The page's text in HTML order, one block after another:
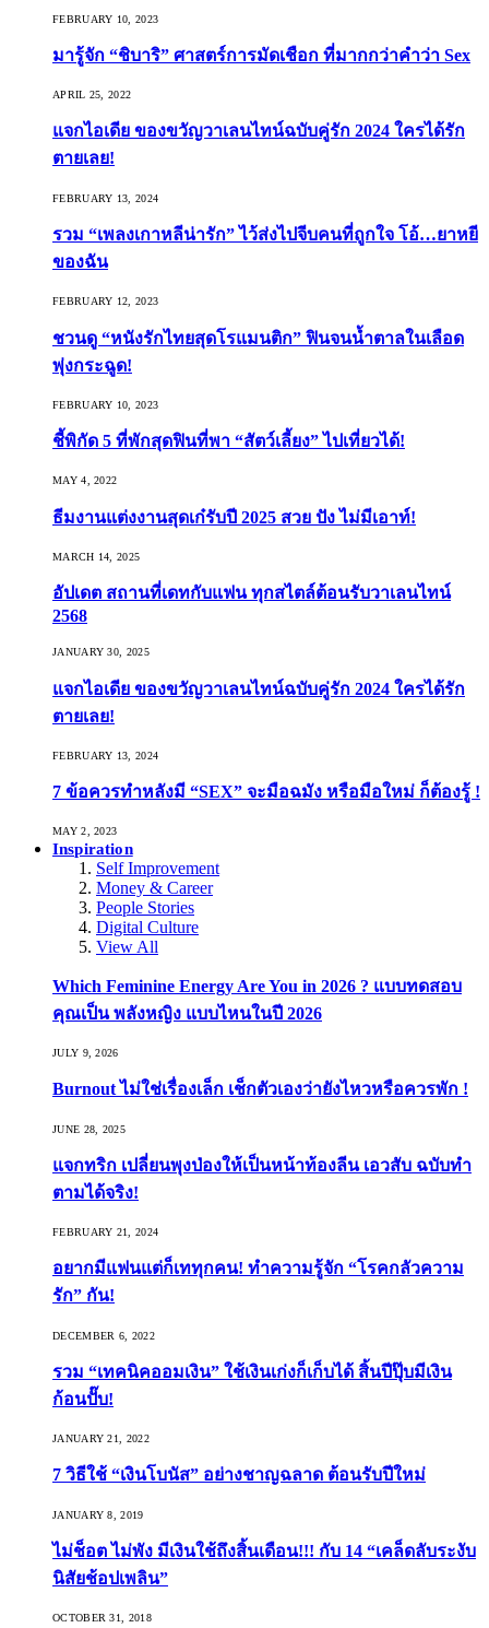
FEBRUARY 10, 2023
มารู้จัก “ชิบาริ” ศาสตร์การมัดเชือก ที่มากกว่าคำว่า Sex
APRIL 25, 2022
แจกไอเดีย ของขวัญวาเลนไทน์ฉบับคู่รัก 2024 ใครได้รัก
ตายเลย!
FEBRUARY 13, 2024
รวม “เพลงเกาหลีน่ารัก” ไว้ส่งไปจีบคนที่ถูกใจ โอ้…ยาหยี
ของฉัน
FEBRUARY 12, 2023
ชวนดู “หนังรักไทยสุดโรแมนติก” ฟินจนน้ำตาลในเลือด
พุ่งกระฉูด!
FEBRUARY 10, 2023
ชี้พิกัด 5 ที่พักสุดฟินที่พา “สัตว์เลี้ยง” ไปเที่ยวได้!
MAY 4, 2022
ธีมงานแต่งงานสุดเก๋รับปี 2025 สวย ปัง ไม่มีเอาท์!
MARCH 14, 2025
อัปเดต สถานที่เดทกับแฟน ทุกสไตล์ต้อนรับวาเลนไทน์
2568
JANUARY 30, 2025
แจกไอเดีย ของขวัญวาเลนไทน์ฉบับคู่รัก 2024 ใครได้รัก
ตายเลย!
FEBRUARY 13, 2024
7 ข้อควรทำหลังมี “SEX” จะมือฉมัง หรือมือใหม่ ก็ต้องรู้ !
MAY 2, 2023
Inspiration
Self Improvement
Money & Career
People Stories
Digital Culture
View All
Which Feminine Energy Are You in 2026 ? แบบทดสอบ
คุณเป็น พลังหญิง แบบไหนในปี 2026
JULY 9, 2026
Burnout ไม่ใช่เรื่องเล็ก เช็กตัวเองว่ายังไหวหรือควรพัก !
JUNE 28, 2025
แจกทริก เปลี่ยนพุงป่องให้เป็นหน้าท้องลีน เอวสับ ฉบับทำ
ตามได้จริง!
FEBRUARY 21, 2024
อยากมีแฟนแต่ก็เททุกคน! ทำความรู้จัก “โรคกลัวความ
รัก” กัน!
DECEMBER 6, 2022
รวม “เทคนิคออมเงิน” ใช้เงินเก่งก็เก็บได้ สิ้นปีปุ๊บมีเงิน
ก้อนปั๊บ!
JANUARY 21, 2022
7 วิธีใช้ “เงินโบนัส” อย่างชาญฉลาด ต้อนรับปีใหม่
JANUARY 8, 2019
ไม่ช็อต ไม่พัง มีเงินใช้ถึงสิ้นเดือน!!! กับ 14 “เคล็ดลับระงับ
นิสัยช้อปเพลิน”
OCTOBER 31, 2018